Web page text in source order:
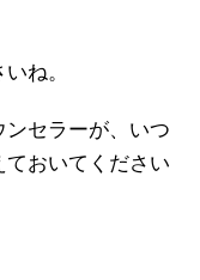
ね。
セラーが、いつ
おいてください